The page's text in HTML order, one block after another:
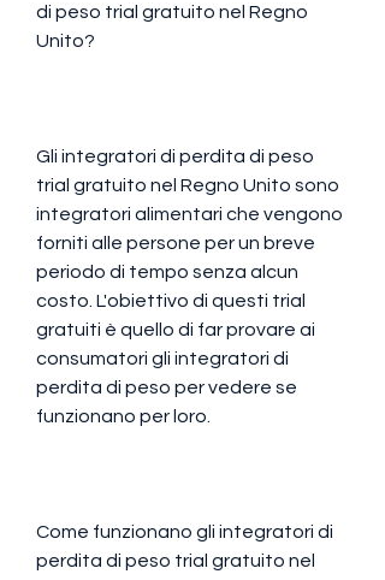
di peso trial gratuito nel Regno
Unito?
Gli integratori di perdita di peso
trial gratuito nel Regno Unito sono
integratori alimentari che vengono
forniti alle persone per un breve
periodo di tempo senza alcun
costo. L'obiettivo di questi trial
gratuiti è quello di far provare ai
consumatori gli integratori di
perdita di peso per vedere se
funzionano per loro.
Come funzionano gli integratori di
perdita di peso trial gratuito nel